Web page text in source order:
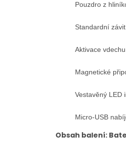
Pouzdro z
Standardní
Aktivace vdechu
Magnetické
Vestavěný LED
Micro-USB
Obsah balení: